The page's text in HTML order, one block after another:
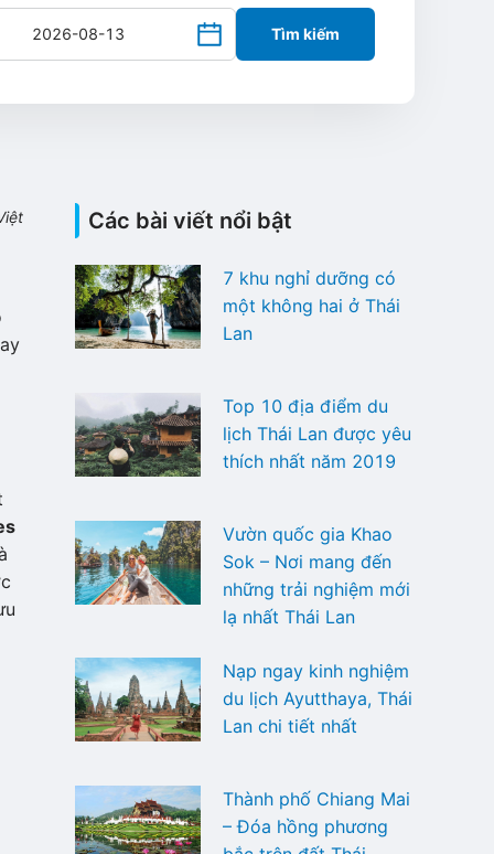
Tìm kiếm
Các bài viết nổi bật
7 khu nghỉ dưỡng có
một không hai ở Thái
Lan
Top 10 địa điểm du
lịch Thái Lan được yêu
thích nhất năm 2019
Vườn quốc gia Khao
Sok – Nơi mang đến
những trải nghiệm mới
lạ nhất Thái Lan
Nạp ngay kinh nghiệm
du lịch Ayutthaya, Thái
Lan chi tiết nhất
Thành phố Chiang Mai
– Đóa hồng phương